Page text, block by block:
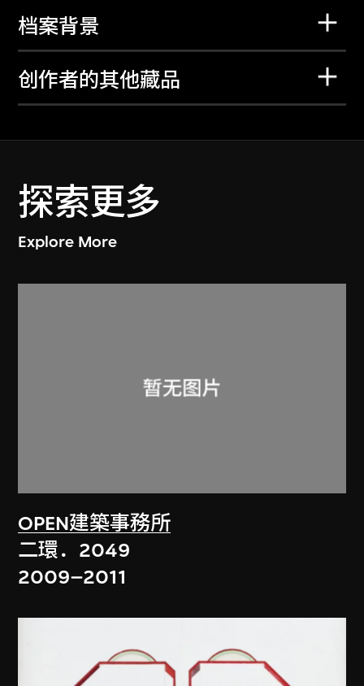
档案背景
创作者的其他藏品
探索更多
Explore More
OPEN建築事務所
二環．2049
2009–2011